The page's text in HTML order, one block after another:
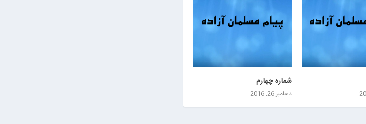
شماره چهارم
دسامبر 26, 2016